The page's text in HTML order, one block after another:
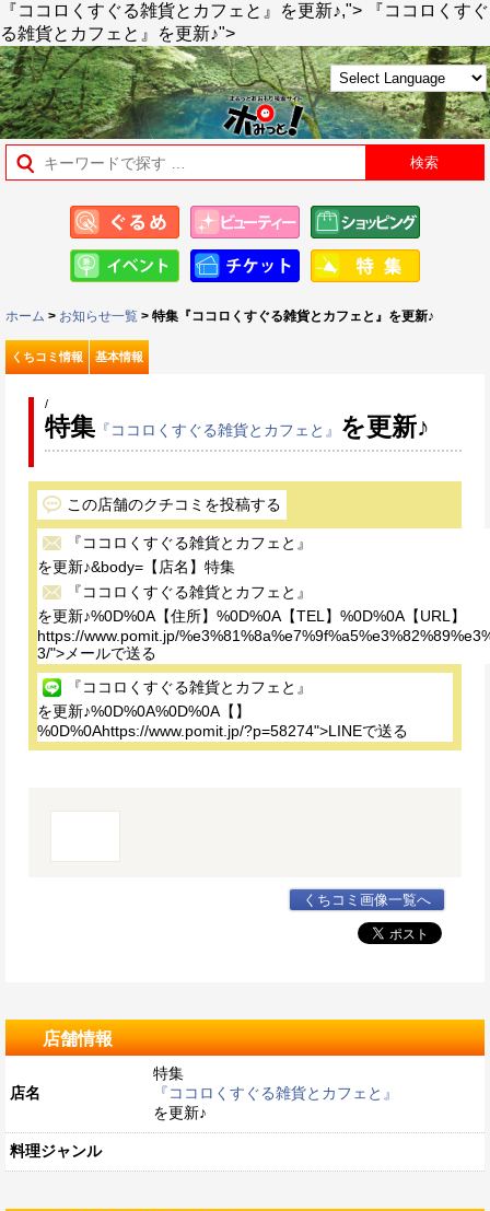
『ココロくすぐる雑貨とカフェと』を更新♪,">
『ココロくすぐ
る雑貨とカフェと』を更新♪">
ホーム > お知らせ一覧 > 特集『ココロくすぐる雑貨とカフェと』を更新♪
くちコミ情報 基本情報
/
特集 『ココロくすぐる雑貨とカフェと』 を更新♪
この店舗のクチコミを投稿する
『ココロくすぐる雑貨とカフェと』
を更新♪&body=【店名】特集
『ココロくすぐる雑貨とカフェと』
を更新♪%0D%0A【住所】%0D%0A【TEL】%0D%0A【URL】
https://www.pomit.jp/
3/">メールで送る
『ココロくすぐる雑貨とカフェと』
を更新♪%0D%0A%0D%0A【】
%0D%0Ahttps://www.pomit.jp/?p=58274">LINEで送る
くちコミ画像一覧へ
店舗情報
店名
特集
『ココロくすぐる雑貨とカフェと』
を更新♪
料理ジャンル